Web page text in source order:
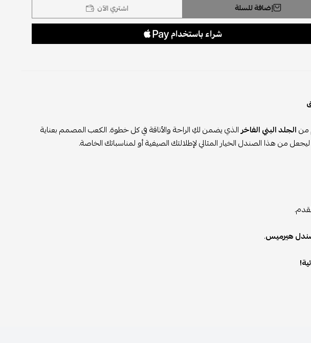
إضافة للسلة اشتري الآن
منالجلد البني الفاخرالذي يضمن لكِ الراحة والأناقة في كل خطوة. الكعب المصمم بعناية
من هذا الصندل الخيار المثالي لإطلالتك الصيفية أو لمناسباتك الخاصة.
هيرميس.